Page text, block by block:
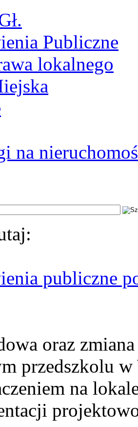
Publiczne
lokalnego
na
publiczne
oraz
przedszkolu
na